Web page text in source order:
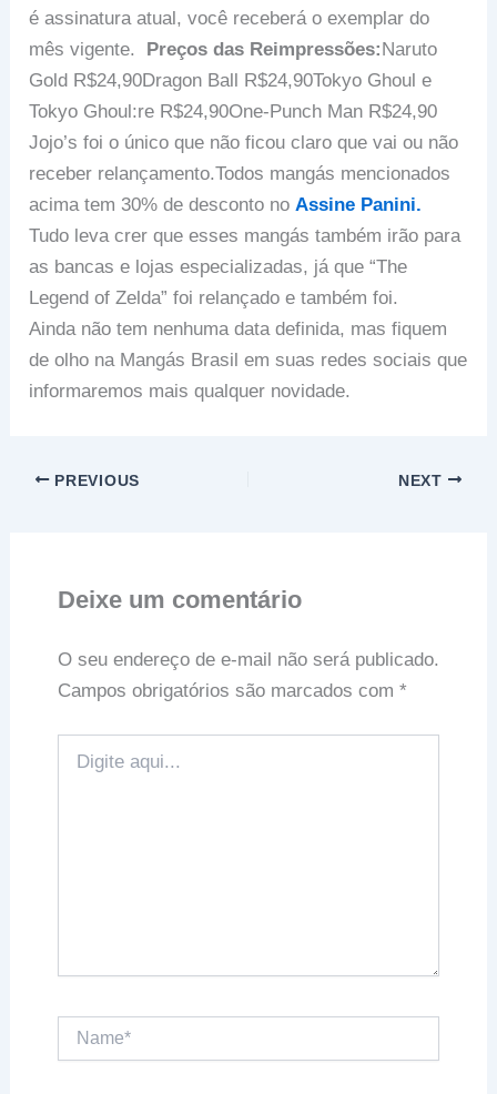
é assinatura atual, você receberá o exemplar do
mês vigente. Preços das Reimpressões:Naruto
Gold R$24,90Dragon Ball R$24,90Tokyo Ghoul e
Tokyo Ghoul:re R$24,90One-Punch Man R$24,90
Jojo’s foi o único que não ficou claro que vai ou não
receber relançamento.Todos mangás mencionados
acima tem 30% de desconto noAssine Panini.
Tudo leva crer que esses mangás também irão para
as bancas e lojas especializadas, já que “The
Legend of Zelda” foi relançado e também foi.
Ainda não tem nenhuma data definida, mas fiquem
de olho na Mangás Brasil em suas redes sociais que
informaremos mais qualquer novidade.
PREVIOUS NEXT
Deixe um comentário
O seu endereço de e-mail não será publicado.
Campos obrigatórios são marcados com *
aqui...